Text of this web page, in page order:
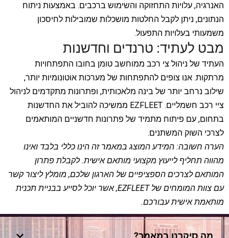
האנרגיה, עלויות התחזוקה והשימוש ברכבים. באמצעות ניתוח
הנתונים, ניתן לקבל החלטות מושכלות שמובילות לחיסכון
משמעותי בעלויות התפעול.
מבט לעתיד: טרנדים וחדשנות
העתיד של ניהול צי רכב ממוחשב טומן בחובו התפתחויות
מרתקות. אנו צופים להתפתחות של מערכות אוטונומיות יותר,
שילוב נרחב יותר של בינה מלאכותית, ופתרונות מתקדמים לניהול
ציי רכב חשמליים. EZFLEET ממשיכה להוביל את החדשנות
בתחום, עם פיתוח מתמיד של פתרונות חדשניים המותאמים
לצרכי השוק המשתנים.
הערה חשובה: המידע המוצג במאמר זה הינו כללי בלבד ואינו
מהווה תחליף לייעוץ מקצועי מותאם אישית. לקבלת פתרון
המותאם לצרכים הספציפיים של הארגון שלכם, מומלץ ליצור קשר
עם צוות המומחים של EZFLEET, אשר יוכל לסייע בבניית תכנית
מותאמת אישית עבורכם.
מה סיקרנו במאמר?